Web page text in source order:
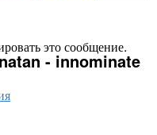
это сообщение.
- innominate